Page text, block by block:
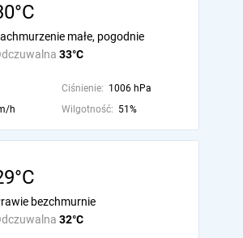
33°C
małe, pogodnie
Ciśnienie: 1006 hPa
h Wilgotność: 51%
32°C
bezchmurnie